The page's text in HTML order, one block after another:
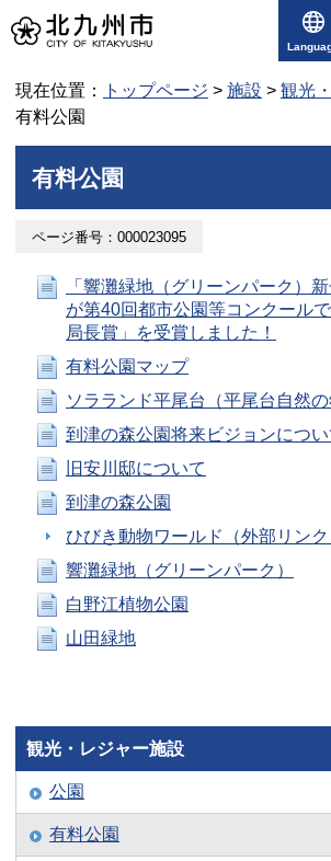
現在位置： トップページ > 施設 > 観光
有料公園
有料公園
ページ番号：000023095
「響灘緑地（グリーンパーク）
が第40回都市公園等コンクール
局長賞」を受賞しました！
有料公園マップ
ソラランド平尾台（平尾台自然の
到津の森公園将来ビジョンについ
旧安川邸について
到津の森公園
ひびき動物ワールド（外部リンク
響灘緑地（グリーンパーク）
白野江植物公園
山田緑地
観光・レジャー施設
公園
有料公園